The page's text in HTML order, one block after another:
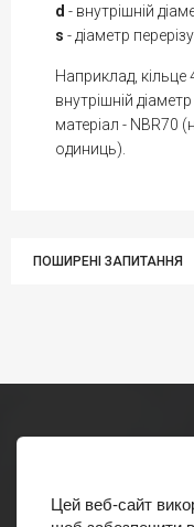
Цей веб-сайт
d - внутрішній
s - діаметр
Наприклад,
внутрішній
матеріал - NBR70
одиниць).
ПОШИРЕНІ ЗАПИТАННЯ